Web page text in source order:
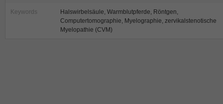
Keywords
Halswirbelsäule, Warmblutpferde, Röntgen,
Computertomographie, Myelographie, zervikalstenotische
Myelopathie (CVM)